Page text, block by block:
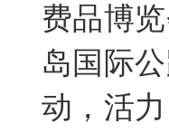
费品博
岛国际
动，活